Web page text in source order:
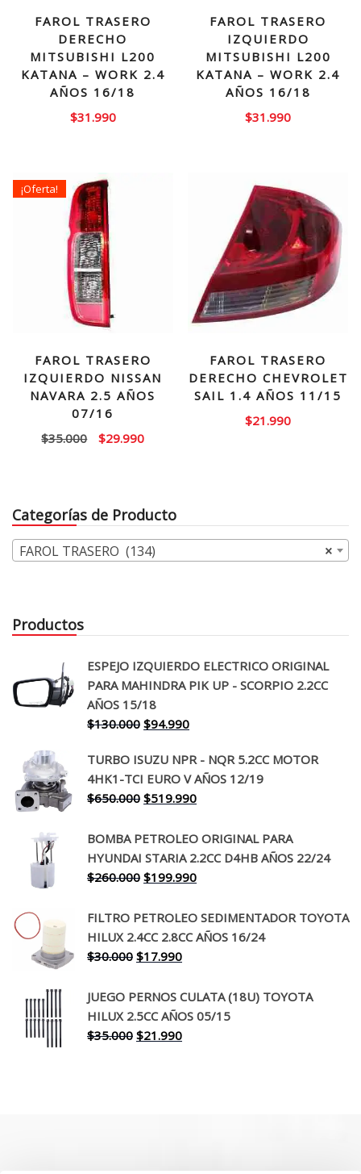
FAROL TRASERO
DERECHO
MITSUBISHI L200
KATANA – WORK 2.4
AÑOS 16/18
$31.990
FAROL TRASERO
IZQUIERDO
MITSUBISHI L200
KATANA – WORK 2.4
AÑOS 16/18
$31.990
¡Oferta!
FAROL TRASERO
IZQUIERDO NISSAN
NAVARA 2.5 AÑOS
07/16
$35.000
El
$35.000.
$29.990El
$29.990.
FAROL TRASERO
DERECHO CHEVROLET
SAIL 1.4 AÑOS 11/15
$21.990
Categorías de Producto
×
FAROL TRASERO (134)
Productos
ESPEJO IZQUIERDO ELECTRICO ORIGINAL
PARA MAHINDRA PIK UP - SCORPIO 2.2CC
AÑOS 15/18
$130.000 El
original
era:
$130.000.
$94.990El
actual
es:
$94.990.
TURBO ISUZU NPR - NQR 5.2CC MOTOR
4HK1-TCI EURO V AÑOS 12/19
$650.000 El
original
era:
$650.000.
$519.990El
actual
es:
$519.990.
BOMBA PETROLEO ORIGINAL PARA
HYUNDAI STARIA 2.2CC D4HB AÑOS 22/24
$260.000 El
original
era:
$260.000.
$199.990El
actual
es:
FILTRO PETROLEO SEDIMENTADOR TOYOTA
HILUX 2.4CC 2.8CC AÑOS 16/24
$30.000 El
original
era:
$30.000.
$17.990El
actual
es:
$17.990.
JUEGO PERNOS CULATA (18U) TOYOTA
HILUX 2.5CC AÑOS 05/15
$35.000 El
$21.990El